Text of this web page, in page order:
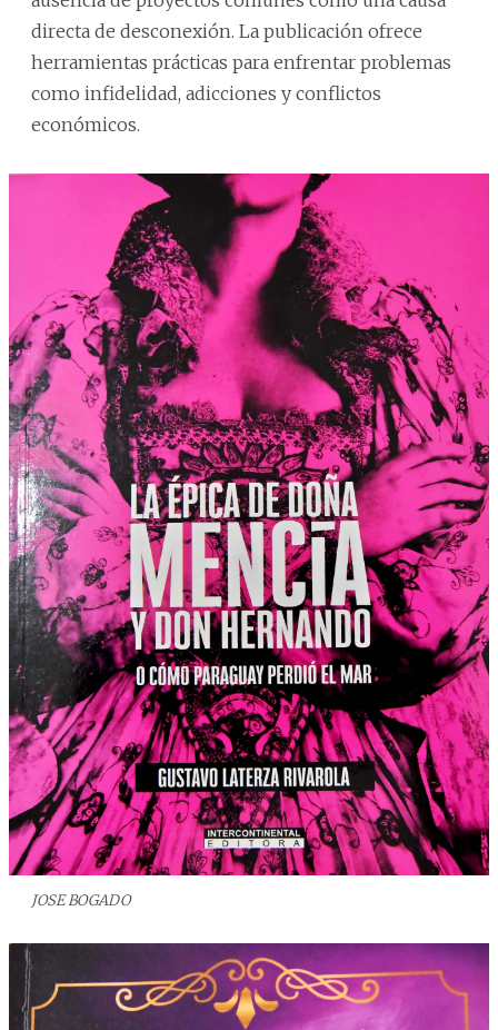
directa de desconexión. La publicación ofrece
herramientas prácticas para enfrentar problemas
como infidelidad, adicciones y conflictos
económicos.
JOSE BOGADO